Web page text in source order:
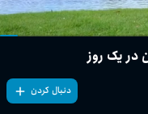
در یک روز
دنبال کردن